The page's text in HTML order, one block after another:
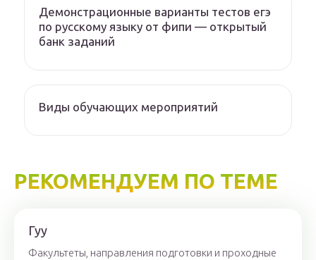
Демонстрационные варианты тестов егэ
по русскому языку от фипи — открытый
банк заданий
Виды обучающих мероприятий
РЕКОМЕНДУЕМ ПО ТЕМЕ
Гуу
Факультеты, направления подготовки и проходные